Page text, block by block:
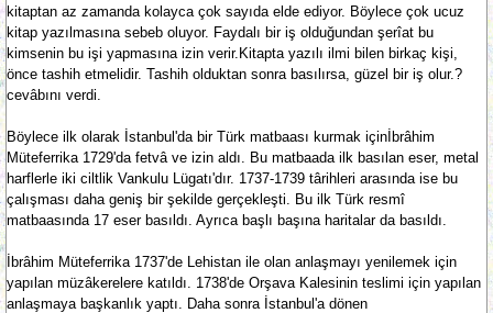
kitaptan az zamanda kolayca çok sayıda elde ediyor. Böylece çok ucuz
kitap yazılmasına sebeb oluyor. Faydalı bir iş olduğundan şerîat bu
kimsenin bu işi yapmasına izin verir.Kitapta yazılı ilmi bilen birkaç kişi,
önce tashih etmelidir. Tashih olduktan sonra basılırsa, güzel bir iş olur.?
cevâbını verdi.
Böylece ilk olarak İstanbul'da bir Türk matbaası kurmak içinİbrâhim
Müteferrika 1729'da fetvâ ve izin aldı. Bu matbaada ilk basılan eser, metal
harflerle iki ciltlik Vankulu Lügatı'dır. 1737-1739 târihleri arasında ise bu
çalışması daha geniş bir şekilde gerçekleşti. Bu ilk Türk resmî
matbaasında 17 eser basıldı. Ayrıca başlı başına haritalar da basıldı.
İbrâhim Müteferrika 1737'de Lehistan ile olan anlaşmayı yenilemek için
yapılan müzâkerelere katıldı. 1738'de Orşava Kalesinin teslimi için yapılan
anlaşmaya başkanlık yaptı. Daha sonra İstanbul'a dönen